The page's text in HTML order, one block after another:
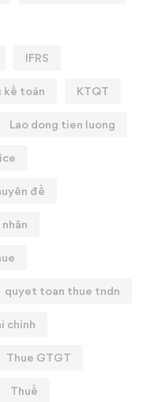
IFRS
kế toán KTQT
Lao dong tien luong
đề
quyet toan thue tndn
chinh
Thue GTGT
Thuế